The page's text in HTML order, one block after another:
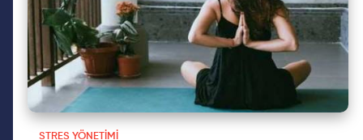
STRES YÖNETIMI